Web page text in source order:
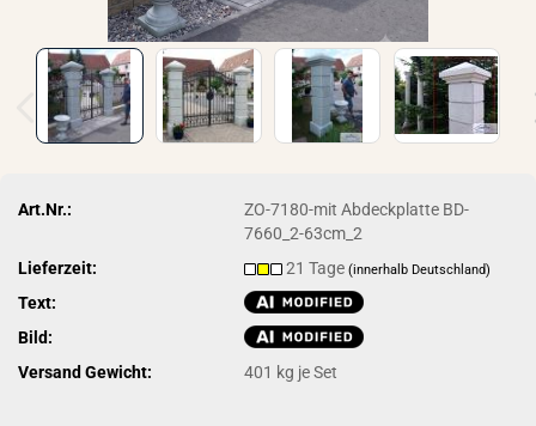
Art.Nr.:
ZO-7180-mit Abdeckplatte BD-
7660_2-63cm_2
Lieferzeit:
21 Tage(innerhalb Deutschland)
Text:
Bild:
Versand Gewicht:
401 kg je Set